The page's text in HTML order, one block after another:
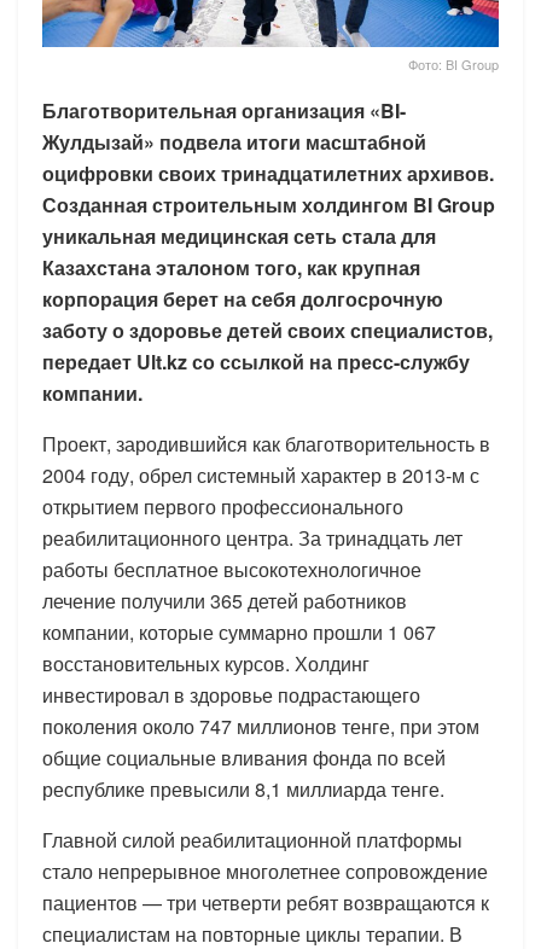
Фото: BI Group
Благотворительная организация «BI-
Жулдызай» подвела итоги масштабной
оцифровки своих тринадцатилетних архивов.
Созданная строительным холдингом BI Group
уникальная медицинская сеть стала для
Казахстана эталоном того, как крупная
корпорация берет на себя долгосрочную
заботу о здоровье детей своих специалистов,
передает Ult.kz со ссылкой на пресс-службу
компании.
Проект, зародившийся как благотворительность в
2004 году, обрел системный характер в 2013-м с
открытием первого профессионального
реабилитационного центра. За тринадцать лет
работы бесплатное высокотехнологичное
лечение получили 365 детей работников
компании, которые суммарно прошли 1 067
восстановительных курсов. Холдинг
инвестировал в здоровье подрастающего
поколения около 747 миллионов тенге, при этом
общие социальные вливания фонда по всей
республике превысили 8,1 миллиарда тенге.
Главной силой реабилитационной платформы
стало непрерывное многолетнее сопровождение
пациентов — три четверти ребят возвращаются к
специалистам на повторные циклы терапии. В